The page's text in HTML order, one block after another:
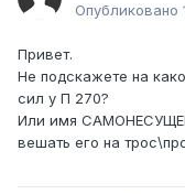
Опубликовано
Привет.
Не подскажете на
сил у П 270?
Или имя
вешать его на